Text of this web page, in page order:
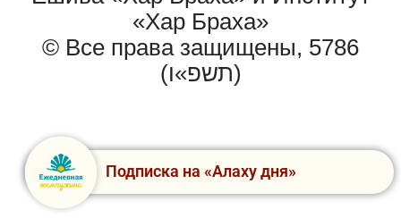
«Хар Браха»
© Все права защищены, 5786
(תשפ»ו)
Подписка на «Алаху дня»